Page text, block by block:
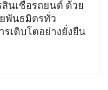
นเชื่อรถยนต์ ด้วย
พันธมิตรทั่ว
เติบโตอย่างยั่งยืน